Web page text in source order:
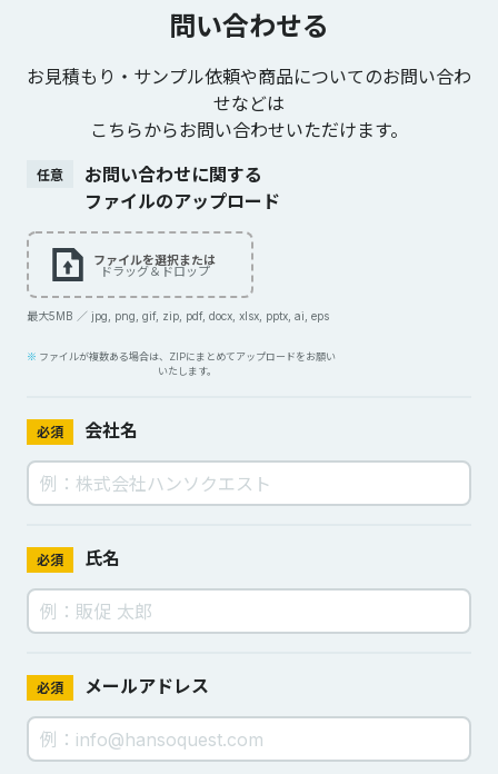
問い合わせる
お見積もり・サンプル依頼や商品についてのお問い合わ
せなどは
こちらからお問い合わせいただけます。
任意
お問い合わせに関する
ファイルのアップロード
ファイルを選択または
ドラッグ＆ドロップ
最大5MB ／ jpg, png, gif, zip, pdf, docx, xlsx, pptx, ai, eps
ファイルが複数ある場合は、ZIPにまとめてアップロードをお願い
いたします。
必須 会社名
必須 氏名
必須 メールアドレス